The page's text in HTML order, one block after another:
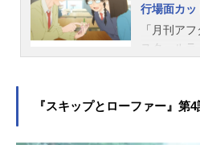
品の公式
ン！本編
ャル映像を
ー』作品情
行場面カッ
「月刊ア
スクールラ
OMXほか
『スキップとローファー』第